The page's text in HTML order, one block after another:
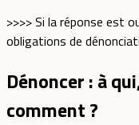
>>>> Si la réponse est
obligations de
Dénoncer : à
comment ?